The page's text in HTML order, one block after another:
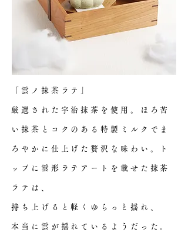
「雲ノ抹茶ラテ」
厳選された宇治抹茶を使用。ほろ苦
い抹茶とコクのある特製ミルクでま
ろやかに仕上げた贅沢な味わい。ト
ップに雲形ラテアートを載せた抹茶
ラテは、
持ち上げると軽くゆらっと揺れ、
本当に雲が揺れているようだった。